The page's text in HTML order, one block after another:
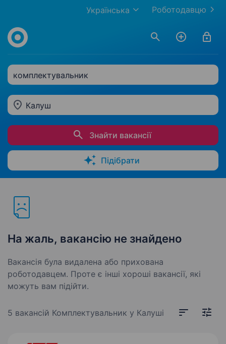
Роботодавцю
Українська
комплектувальник
Калуш
Знайти вакансії
Підібрати
На жаль, вакансію не знайдено
Вакансія була видалена або прихована
роботодавцем. Проте є інші хороші вакансії, які
можуть вам підійти.
5 вакансій Комплектувальник у Калуші